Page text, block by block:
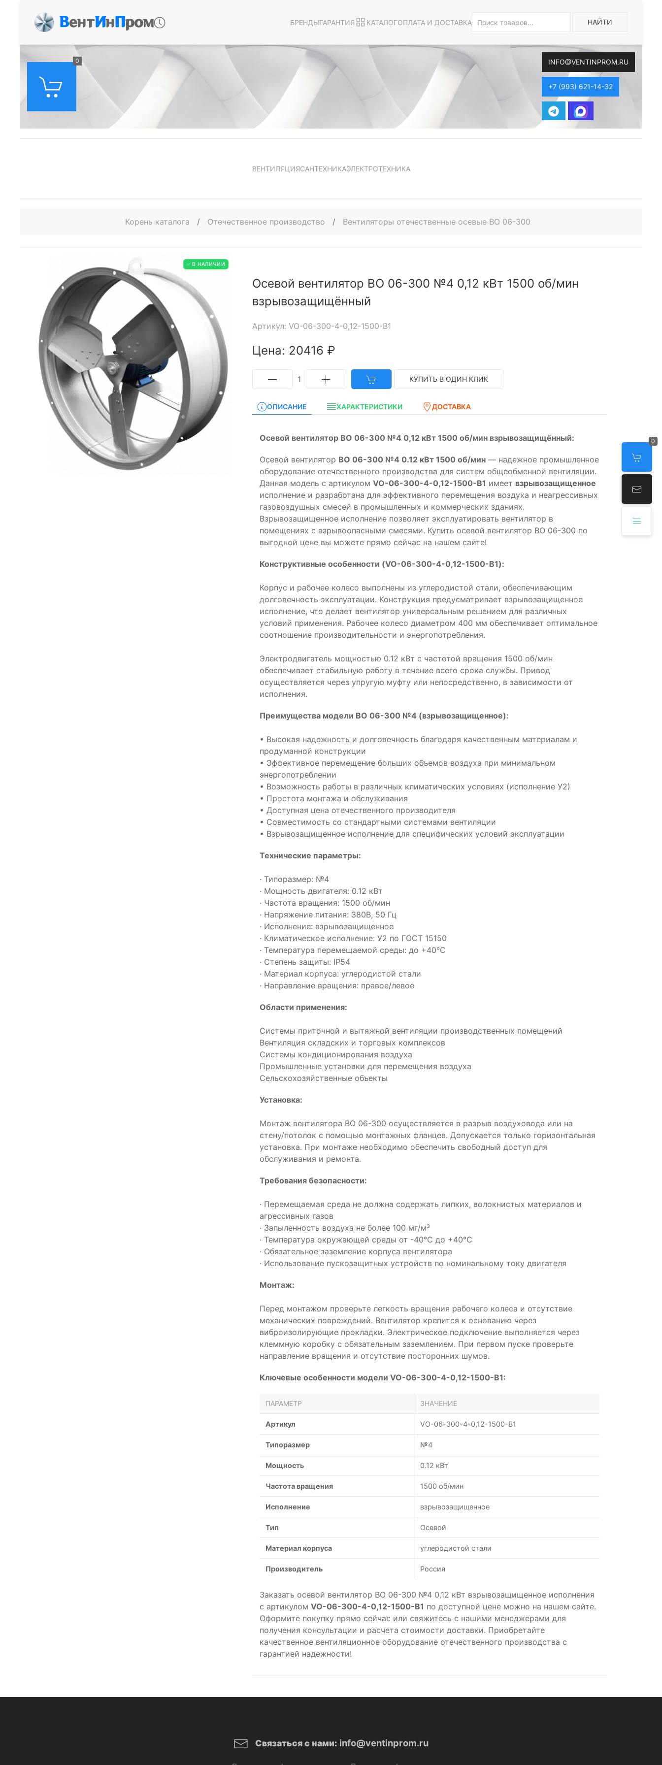
ВентИнПром БРЕНДЫГАРАНТИЯ КАТАЛОГОПЛАТА И ДОСТАВКА НАЙТИ
0 INFO@VENTINPROM.RU
+7 (993) 621-14-32
0
ВЕНТИЛЯЦИЯСАНТЕХНИКАЭЛЕКТРОТЕХНИКА
Корень каталога / Отечественное производство / Вентиляторы отечественные осевые ВО 06-300
✅ В НАЛИЧИИ
Осевой вентилятор ВО 06-300 №4 0,12 кВт 1500 об/мин
взрывозащищённый
Артикул: VO-06-300-4-0,12-1500-B1
Цена: 20416 ₽
1 КУПИТЬ В ОДИН КЛИК
ОПИСАНИЕ ХАРАКТЕРИСТИКИ ДОСТАВКА
Осевой вентилятор ВО 06-300 №4 0,12 кВт 1500 об/мин взрывозащищённый:
Осевой вентилятор ВО 06-300 №4 0.12 кВт 1500 об/мин — надежное промышленное
оборудование отечественного производства для систем общеобменной вентиляции.
Данная модель с артикулом VO-06-300-4-0,12-1500-B1 имеет взрывозащищенное
исполнение и разработана для эффективного перемещения воздуха и неагрессивных
газовоздушных смесей в промышленных и коммерческих зданиях.
Взрывозащищенное исполнение позволяет эксплуатировать вентилятор в
помещениях с взрывоопасными смесями. Купить осевой вентилятор ВО 06-300 по
выгодной цене вы можете прямо сейчас на нашем сайте!
Конструктивные особенности (VO-06-300-4-0,12-1500-B1):
Корпус и рабочее колесо выполнены из углеродистой стали, обеспечивающим
долговечность эксплуатации. Конструкция предусматривает взрывозащищенное
исполнение, что делает вентилятор универсальным решением для различных
условий применения. Рабочее колесо диаметром 400 мм обеспечивает оптимальное
соотношение производительности и энергопотребления.
Электродвигатель мощностью 0.12 кВт с частотой вращения 1500 об/мин
обеспечивает стабильную работу в течение всего срока службы. Привод
осуществляется через упругую муфту или непосредственно, в зависимости от
исполнения.
Преимущества модели ВО 06-300 №4 (взрывозащищенное):
• Высокая надежность и долговечность благодаря качественным материалам и
продуманной конструкции
• Эффективное перемещение больших объемов воздуха при минимальном
энергопотреблении
• Возможность работы в различных климатических условиях (исполнение У2)
• Простота монтажа и обслуживания
• Доступная цена отечественного производителя
• Совместимость со стандартными системами вентиляции
• Взрывозащищенное исполнение для специфических условий эксплуатации
Технические параметры:
· Типоразмер: №4
· Мощность двигателя: 0.12 кВт
· Частота вращения: 1500 об/мин
· Напряжение питания: 380В, 50 Гц
· Исполнение: взрывозащищенное
· Климатическое исполнение: У2 по ГОСТ 15150
· Температура перемещаемой среды: до +40°С
· Степень защиты: IP54
· Материал корпуса: углеродистой стали
· Направление вращения: правое/левое
Области применения:
Системы приточной и вытяжной вентиляции производственных помещений
Вентиляция складских и торговых комплексов
Системы кондиционирования воздуха
Промышленные установки для перемещения воздуха
Сельскохозяйственные объекты
Установка:
Монтаж вентилятора ВО 06-300 осуществляется в разрыв воздуховода или на
стену/потолок с помощью монтажных фланцев. Допускается только горизонтальная
установка. При монтаже необходимо обеспечить свободный доступ для
обслуживания и ремонта.
Требования безопасности:
· Перемещаемая среда не должна содержать липких, волокнистых материалов и
агрессивных газов
· Запыленность воздуха не более 100 мг/м³
· Температура окружающей среды от -40°С до +40°С
· Обязательное заземление корпуса вентилятора
· Использование пускозащитных устройств по номинальному току двигателя
Монтаж:
Перед монтажом проверьте легкость вращения рабочего колеса и отсутствие
механических повреждений. Вентилятор крепится к основанию через
виброизолирующие прокладки. Электрическое подключение выполняется через
клеммную коробку с обязательным заземлением. При первом пуске проверьте
направление вращения и отсутствие посторонних шумов.
Ключевые особенности модели VO-06-300-4-0,12-1500-B1:
ПАРАМЕТР ЗНАЧЕНИЕ
Артикул VO-06-300-4-0,12-1500-B1
Типоразмер №4
Мощность 0.12 кВт
Частота вращения 1500 об/мин
Исполнение взрывозащищенное
Тип Осевой
Материал корпуса углеродистой стали
Производитель Россия
Заказать осевой вентилятор ВО 06-300 №4 0.12 кВт взрывозащищенное исполнения
с артикулом VO-06-300-4-0,12-1500-B1 по доступной цене можно на нашем сайте.
Оформите покупку прямо сейчас или свяжитесь с нашими менеджерами для
получения консультации и расчета стоимости доставки. Приобретайте
качественное вентиляционное оборудование отечественного производства с
гарантией надежности!
Связаться с нами: info@ventinprom.ru